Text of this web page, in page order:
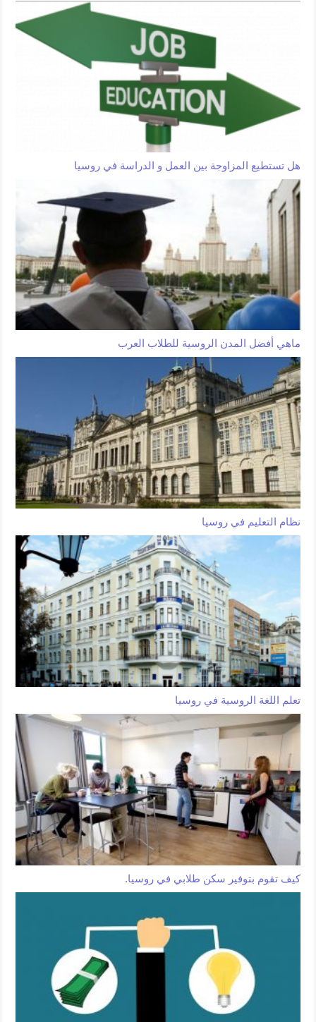
هل تستطيع المزاوجة بين العمل و الدراسة في روسيا
ماهي أفضل المدن الروسية للطلاب العرب
نظام التعليم في روسيا
تعلم اللغة الروسية في روسيا
كيف تقوم بتوفير سكن طلابي في روسيا.